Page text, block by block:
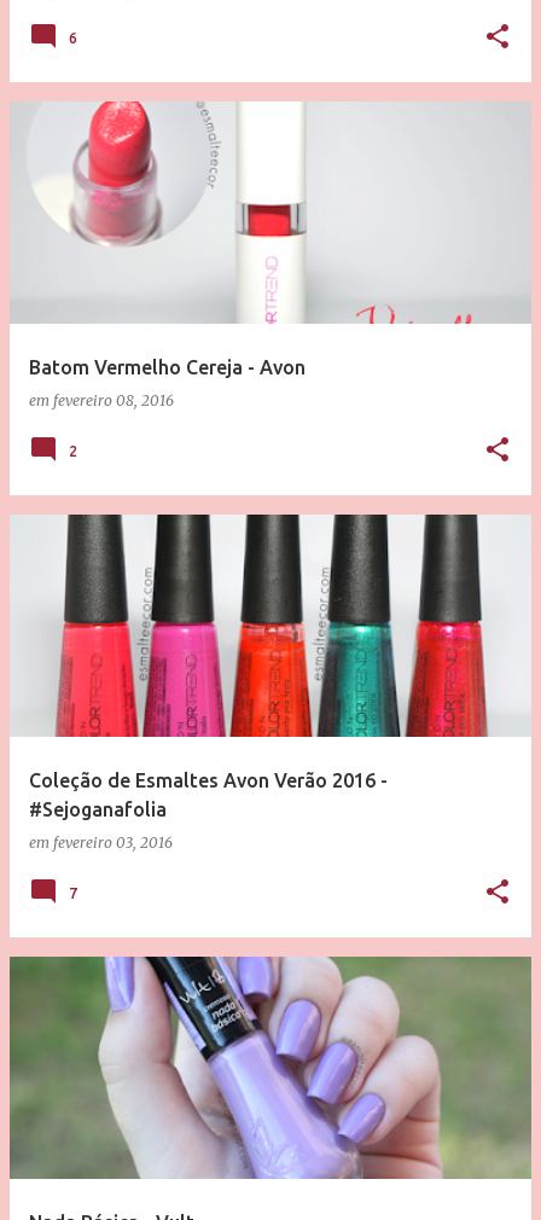
6
Batom Vermelho Cereja - Avon
em fevereiro 08, 2016
2
Coleção de Esmaltes Avon Verão 2016 -
#Sejoganafolia
em fevereiro 03, 2016
7